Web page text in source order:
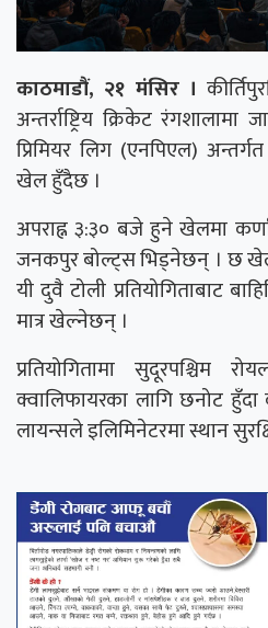
काठमाडौं, २१ मंसिर ।
अन्तर्राष्ट्रिय क्रिकेट
प्रिमियर लिग (एनपिएल)
खेल हुँदैछ ।
अपराह्न ३:३० बजे हुने खेलमा
जनकपुर बोल्ट्स भिड्नेछन् । छ
यी दुवै टोली प्रतियोगिताबाट
मात्र खेल्नेछन् ।
प्रतियोगितामा सुदूरपश्चिम
क्वालिफायरका लागि छनोट हुँदा
लायन्सले इलिमिनेटरमा स्थान